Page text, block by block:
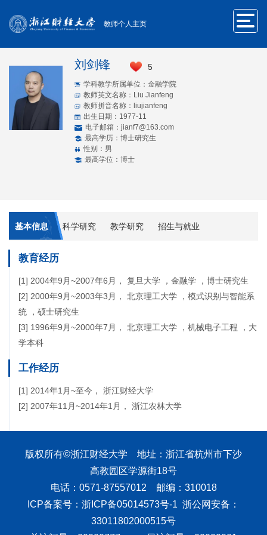
教师个人主页
刘剑锋 5
学科教学所属单位：金融学院
教师英文名称：Liu Jianfeng
教师拼音名称：liujianfeng
出生日期：1977-11
电子邮箱： jianf7@163.com
最高学历：博士研究生
性别：男
最高学位：博士
基本信息 科学研究 教学研究 招生与就业
教育经历
[1] 2004年9月~2007年6月， 复旦大学 ，金融学 ，博士研究生
[2] 2000年9月~2003年3月， 北京理工大学 ，模式识别与智能系
统 ，硕士研究生
[3] 1996年9月~2000年7月， 北京理工大学 ，机械电子工程 ，大
学本科
工作经历
[1] 2014年1月~至今， 浙江财经大学
[2] 2007年11月~2014年1月， 浙江农林大学
版权所有©浙江财经大学 地址：浙江省杭州市下沙
高教园区学源街18号
电话：0571-87557012 邮编：310018
ICP备案号：浙ICP备05014573号-1 浙公网安备：
33011802000515号